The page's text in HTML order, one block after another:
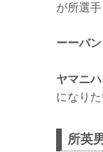
が所選
ーーバ
ヤマニハ
になり
所英